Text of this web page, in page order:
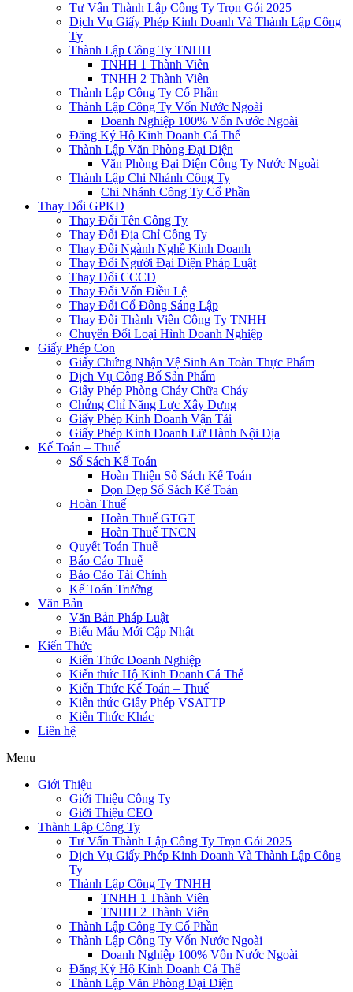
Tư Vấn Thành Lập Công Ty Trọn Gói 2025
Dịch Vụ Giấy Phép Kinh Doanh Và Thành Lập Công
Ty
Thành Lập Công Ty TNHH
TNHH 1 Thành Viên
TNHH 2 Thành Viên
Thành Lập Công Ty Cổ Phần
Thành Lập Công Ty Vốn Nước Ngoài
Doanh Nghiệp 100% Vốn Nước Ngoài
Đăng Ký Hộ Kinh Doanh Cá Thể
Thành Lập Văn Phòng Đại Diện
Văn Phòng Đại Diện Công Ty Nước Ngoài
Thành Lập Chi Nhánh Công Ty
Chi Nhánh Công Ty Cổ Phần
Thay Đổi GPKD
Thay Đổi Tên Công Ty
Thay Đổi Địa Chỉ Công Ty
Thay Đổi Ngành Nghề Kinh Doanh
Thay Đổi Người Đại Diện Pháp Luật
Thay Đổi CCCD
Thay Đổi Vốn Điều Lệ
Thay Đổi Cổ Đông Sáng Lập
Thay Đổi Thành Viên Công Ty TNHH
Chuyển Đổi Loại Hình Doanh Nghiệp
Giấy Phép Con
Giấy Chứng Nhận Vệ Sinh An Toàn Thực Phẩm
Dịch Vụ Công Bố Sản Phẩm
Giấy Phép Phòng Cháy Chữa Cháy
Chứng Chỉ Năng Lực Xây Dựng
Giấy Phép Kinh Doanh Vận Tải
Giấy Phép Kinh Doanh Lữ Hành Nội Địa
Kế Toán – Thuế
Sổ Sách Kế Toán
Hoàn Thiện Sổ Sách Kế Toán
Dọn Dẹp Sổ Sách Kế Toán
Hoàn Thuế
Hoàn Thuế GTGT
Hoàn Thuế TNCN
Quyết Toán Thuế
Báo Cáo Thuế
Báo Cáo Tài Chính
Kế Toán Trưởng
Văn Bản
Văn Bản Pháp Luật
Biểu Mẫu Mới Cập Nhật
Kiến Thức
Kiến Thức Doanh Nghiệp
Kiến thức Hộ Kinh Doanh Cá Thể
Kiến Thức Kế Toán – Thuế
Kiến thức Giấy Phép VSATTP
Kiến Thức Khác
Liên hệ
Menu
Giới Thiệu
Giới Thiệu Công Ty
Giới Thiệu CEO
Thành Lập Công Ty
Tư Vấn Thành Lập Công Ty Trọn Gói 2025
Dịch Vụ Giấy Phép Kinh Doanh Và Thành Lập Công
Ty
Thành Lập Công Ty TNHH
TNHH 1 Thành Viên
TNHH 2 Thành Viên
Thành Lập Công Ty Cổ Phần
Thành Lập Công Ty Vốn Nước Ngoài
Doanh Nghiệp 100% Vốn Nước Ngoài
Đăng Ký Hộ Kinh Doanh Cá Thể
Thành Lập Văn Phòng Đại Diện